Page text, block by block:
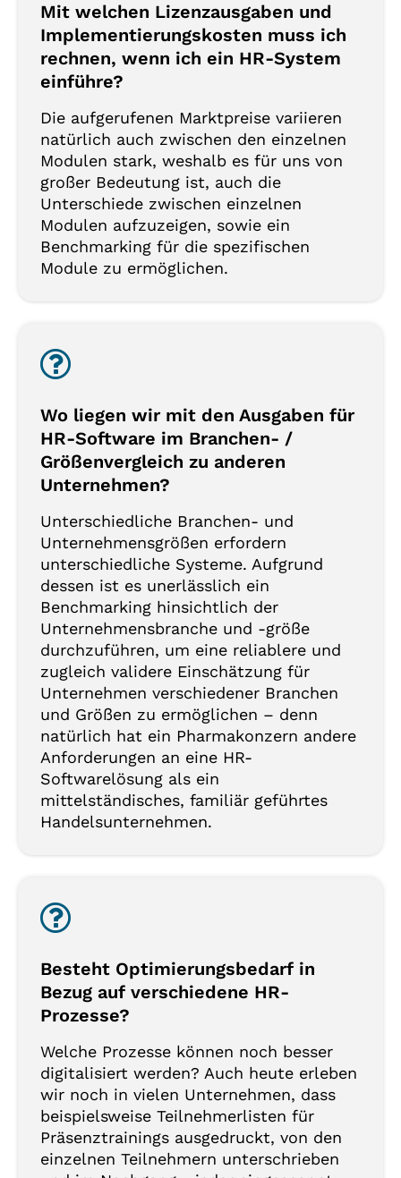
Mit welchen Lizenzausgaben und
Implementierungskosten muss ich
rechnen, wenn ich ein HR-System
einführe?
Die aufgerufenen Marktpreise variieren
natürlich auch zwischen den einzelnen
Modulen stark, weshalb es für uns von
großer Bedeutung ist, auch die
Unterschiede zwischen einzelnen
Modulen aufzuzeigen, sowie ein
Benchmarking für die spezifischen
Module zu ermöglichen.
Wo liegen wir mit den Ausgaben für
HR-Software im Branchen- /
Größenvergleich zu anderen
Unternehmen?
Unterschiedliche Branchen- und
Unternehmensgrößen erfordern
unterschiedliche Systeme. Aufgrund
dessen ist es unerlässlich ein
Benchmarking hinsichtlich der
Unternehmensbranche und -größe
durchzuführen, um eine reliablere und
zugleich validere Einschätzung für
Unternehmen verschiedener Branchen
und Größen zu ermöglichen – denn
natürlich hat ein Pharmakonzern andere
Anforderungen an eine HR-
Softwarelösung als ein
mittelständisches, familiär geführtes
Handelsunternehmen.
Besteht Optimierungsbedarf in
Bezug auf verschiedene HR-
Prozesse?
Welche Prozesse können noch besser
digitalisiert werden? Auch heute erleben
wir noch in vielen Unternehmen, dass
beispielsweise Teilnehmerlisten für
Präsenztrainings ausgedruckt, von den
einzelnen Teilnehmern unterschrieben